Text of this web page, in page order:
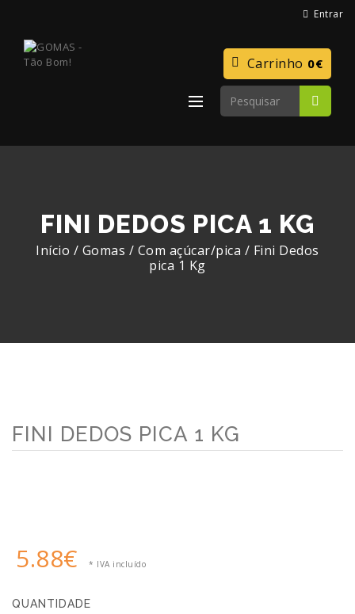
Entrar
Carrinho 0€
FINI DEDOS PICA 1 KG
Início / Gomas / Com açúcar/pica / Fini Dedos
pica 1 Kg
FINI DEDOS PICA 1 KG
5.88€ * IVA incluído
QUANTIDADE